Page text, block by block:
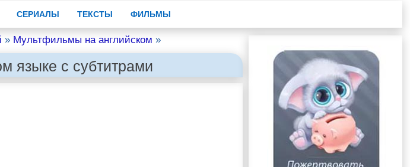
СЕРИАЛЫ ТЕКСТЫ ФИЛЬМЫ
» Мультфильмы на английском »
языке с субтитрами